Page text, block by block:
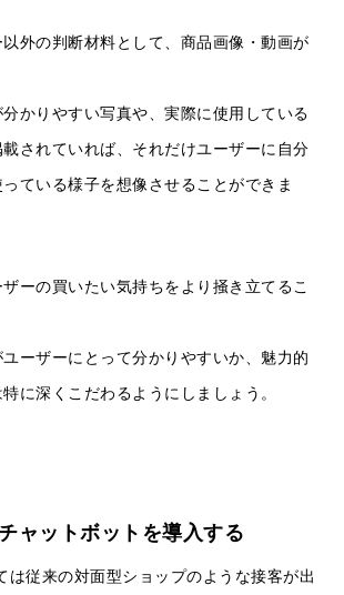
外の判断材料として、商品画像・動画が
かりやすい写真や、実際に使用している
されていれば、それだけユーザーに自分
ている様子を想像させることができま
ーの買いたい気持ちをより掻き立てるこ
ーザーにとって分かりやすいか、魅力的
に深くこだわるようにしましょう。
ャットボットを導入する
は従来の対面型ショップのような接客が出